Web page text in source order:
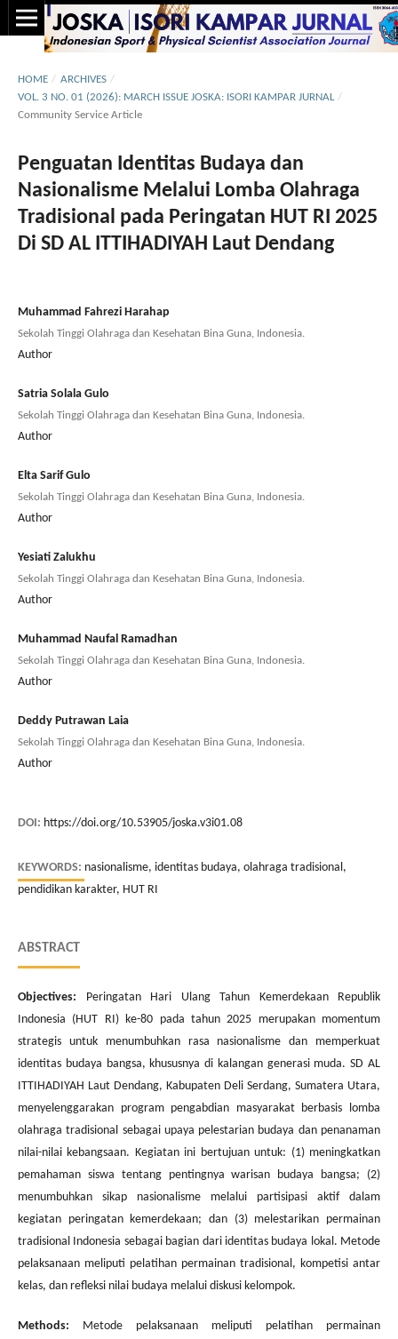
HOME / ARCHIVES /
VOL. 3 NO. 01 (2026): MARCH ISSUE JOSKA: ISORI KAMPAR JURNAL /
Community Service Article
Penguatan Identitas Budaya dan
Nasionalisme Melalui Lomba Olahraga
Tradisional pada Peringatan HUT RI 2025
Di SD AL ITTIHADIYAH Laut Dendang
Muhammad Fahrezi Harahap
Sekolah Tinggi Olahraga dan Kesehatan Bina Guna, Indonesia.
Author
Satria Solala Gulo
Sekolah Tinggi Olahraga dan Kesehatan Bina Guna, Indonesia.
Author
Elta Sarif Gulo
Sekolah Tinggi Olahraga dan Kesehatan Bina Guna, Indonesia.
Author
Yesiati Zalukhu
Sekolah Tinggi Olahraga dan Kesehatan Bina Guna, Indonesia.
Author
Muhammad Naufal Ramadhan
Sekolah Tinggi Olahraga dan Kesehatan Bina Guna, Indonesia.
Author
Deddy Putrawan Laia
Sekolah Tinggi Olahraga dan Kesehatan Bina Guna, Indonesia.
Author
DOI: https://doi.org/10.53905/joska.v3i01.08
KEYWORDS: nasionalisme, identitas budaya, olahraga tradisional,
pendidikan karakter, HUT RI
ABSTRACT
Objectives: Peringatan Hari Ulang Tahun Kemerdekaan Republik
Indonesia (HUT RI) ke-80 pada tahun 2025 merupakan momentum
strategis untuk menumbuhkan rasa nasionalisme dan memperkuat
identitas budaya bangsa, khususnya di kalangan generasi muda. SD AL
ITTIHADIYAH Laut Dendang, Kabupaten Deli Serdang, Sumatera Utara,
menyelenggarakan program pengabdian masyarakat berbasis lomba
olahraga tradisional sebagai upaya pelestarian budaya dan penanaman
nilai-nilai kebangsaan. Kegiatan ini bertujuan untuk: (1) meningkatkan
pemahaman siswa tentang pentingnya warisan budaya bangsa; (2)
menumbuhkan sikap nasionalisme melalui partisipasi aktif dalam
kegiatan peringatan kemerdekaan; dan (3) melestarikan permainan
tradisional Indonesia sebagai bagian dari identitas budaya lokal. Metode
pelaksanaan meliputi pelatihan permainan tradisional, kompetisi antar
kelas, dan refleksi nilai budaya melalui diskusi kelompok.
Methods:
Metode pelaksanaan meliputi pelatihan permainan